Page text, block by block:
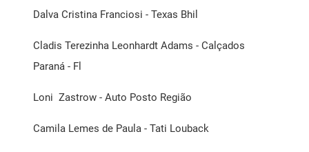
Dalva Cristina Franciosi - Texas Bhil
Cladis Terezinha Leonhardt Adams - Calçados
Paraná - Fl
Loni Zastrow - Auto Posto Região
Camila Lemes de Paula - Tati Louback